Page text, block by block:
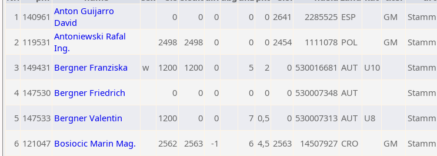
1 140961 Anton Guijarro
David
0 0 0 0 0 2641 2285525 ESP GM Stamm
2 119531 Antoniewski Rafal
Ing.
2498 2498 0 0 0 2454 1111078 POL GM Stamm
3 149431 Bergner Franziska w 1200 1200 0 5 2 0 530016681 AUT U10 Stamm
4 147530 Bergner Friedrich 0 0 0 0 0 0 530007348 AUT Stamm
5 147533 Bergner Valentin 1200 0 0 7 0,5 0 530007313 AUT U8 Stamm
6 121047 Bosiocic Marin Mag. 2562 2563 -1 6 4,5 2563 14507927 CRO GM Stamm